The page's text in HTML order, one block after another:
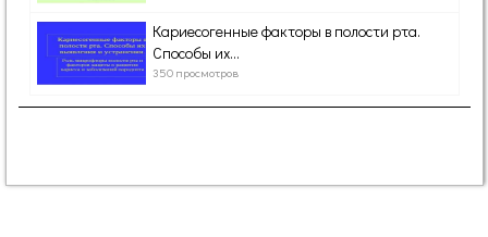
Кариесогенные факторы в полости рта.
Способы их...
350 просмотров